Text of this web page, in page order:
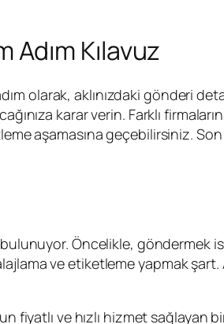
Adım Kılavuz
olarak, aklınızdaki gönderi
karar verin. Farklı
aşamasına geçebilirsiniz.
Öncelikle, göndermek
ve etiketleme yapmak şart.
fiyatlı ve hızlı hizmet sağlayan